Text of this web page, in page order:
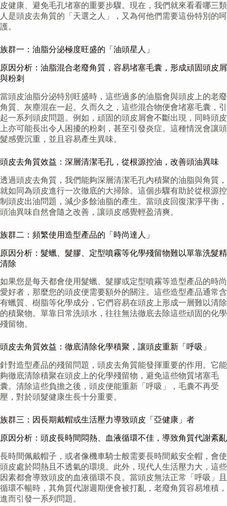
皮健康、避免毛孔堵塞的重要步驟。現在，我們就來看看哪三類
人是頭皮去角質的「天選之人」，又為何他們需要這份特別的呵
護。
族群一：油脂分泌極度旺盛的「油頭星人」
原因分析：油脂混合老廢角質，容易堵塞毛囊，形成頑固頭皮屑
與粉刺
當頭皮油脂分泌特別旺盛時，這些過多的油脂會與頭皮上的老廢
角質、灰塵混在一起。久而久之，這些混合物便會堵塞毛囊，引
起一系列頭皮問題。例如，頑固的頭皮屑會不斷出現，同時頭皮
上亦可能長出令人困擾的粉刺，甚至引發炎症。這種情況會讓頭
髮感覺沉重，並且容易產生異味。
頭皮去角質效益：深層清潔毛孔，從根源控油，改善頭油異味
透過頭皮去角質，我們能夠深層清潔毛孔內積聚的油脂與角質，
就如同為頭皮進行一次徹底的大掃除。這個步驟有助於從根源控
制頭皮出油問題，減少多餘油脂的產生。當頭皮回復潔淨平衡，
頭油異味自然會隨之改善，讓頭皮感覺輕盈清爽。
族群二：頻繁使用造型產品的「時尚達人」
原因分析：髮蠟、髮膠、定型噴霧等化學殘留物難以單靠洗髮精
清除
如果您是每天都會使用髮蠟、髮膠或定型噴霧等造型產品的時尚
愛好者，那麼您的頭皮便需要額外的關注。這些造型產品通常含
有蠟質、樹脂等化學成分，它們容易在頭皮上形成一層難以清除
的積聚物。單靠日常洗頭水，往往無法徹底去除這些頑固的化學
殘留物。
頭皮去角質效益：徹底清除化學積聚，讓頭皮重新「呼吸」
針對造型產品的殘留問題，頭皮去角質能發揮重要的作用。它能
夠徹底清除積聚在頭皮上的化學殘留物，避免這些物質堵塞毛
囊。清除這些負擔之後，頭皮便能重新「呼吸」，毛囊不再受
壓，對於頭髮健康生長十分重要。
族群三：因長期戴帽或生活壓力導致頭皮「亞健康」者
原因分析：頭皮長時間悶熱、血液循環不佳，導致角質代謝紊亂
長時間佩戴帽子，或者像機車騎士般需要長時間戴安全帽，會使
頭皮處於悶熱且不透氣的環境。此外，現代人生活壓力大，這些
因素都會導致頭皮的血液循環不良。當頭皮無法正常「呼吸」且
循環不暢時，其角質代謝週期便會被打亂，老廢角質容易堆積，
進而引發一系列問題。